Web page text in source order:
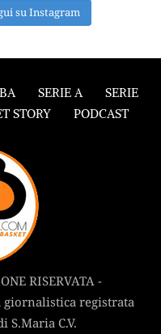
su Instagram
SERIE A
SERIE
STORY PODCAST
RISERVATA -
giornalistica registrata
C.V.